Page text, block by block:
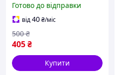
школу Пакунок Школяра
Готово до відправки
від40₴/міс
405₴
500 ₴
Купити